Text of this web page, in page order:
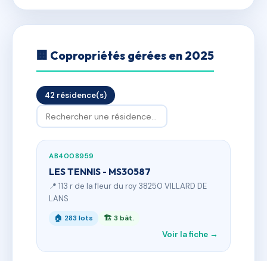
🏢 Copropriétés gérées en 2025
42 résidence(s)
AB4008959
LES TENNIS - MS30587
📍 113 r de la fleur du roy 38250 VILLARD DE
LANS
🏠 283 lots 🏗 3 bât.
Voir la fiche →